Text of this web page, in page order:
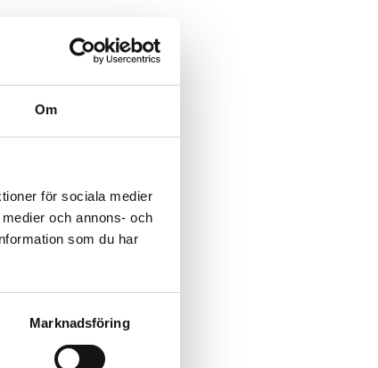
Om
för sociala medier
och annons- och
som du har
Marknadsföring